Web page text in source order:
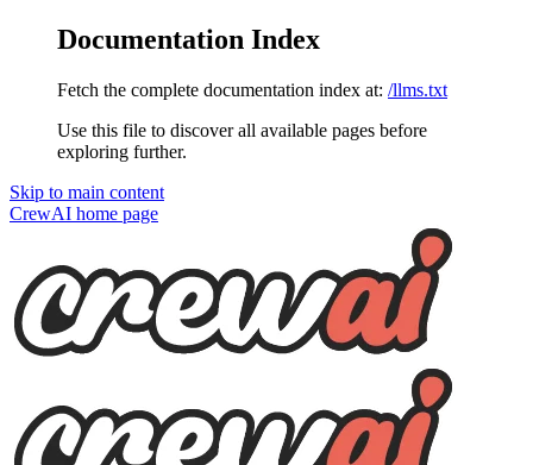
Documentation Index
Fetch the complete documentation index at: /llms.txt
Use this file to discover all available pages before
exploring further.
Skip to main content
CrewAI home page